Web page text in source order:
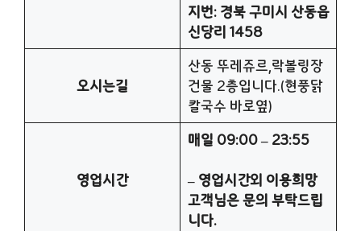
지번: 경북 구미시 산동읍
신당리 1458
오시는길
산동 뚜레쥬르,락볼링장
건물 2층입니다.(현풍닭
칼국수 바로옆)
영업시간
매일 09:00 – 23:55
– 영업시간외 이용희망
고객님은 문의 부탁드립
니다.